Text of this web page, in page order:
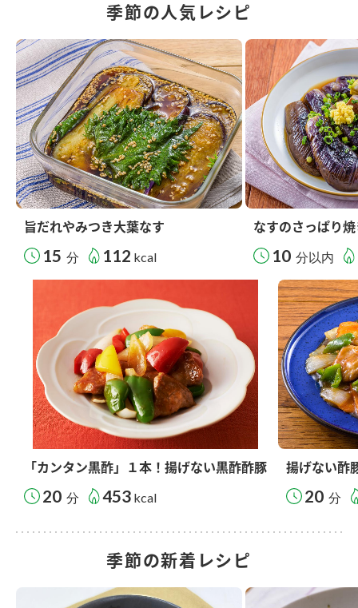
季節の人気レシピ
旨だれやみつき大葉なす
15 分 112 kcal
なすのさっぱり
10 分以内
「カンタン黒酢」１本！揚げない黒酢酢豚
20 分 453 kcal
揚げない酢
20 分
季節の新着レシピ